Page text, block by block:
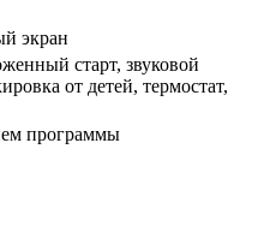
экран
старт, звуковой
от детей, термостат,
программы